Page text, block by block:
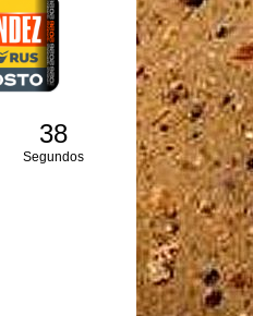
37
Segundos